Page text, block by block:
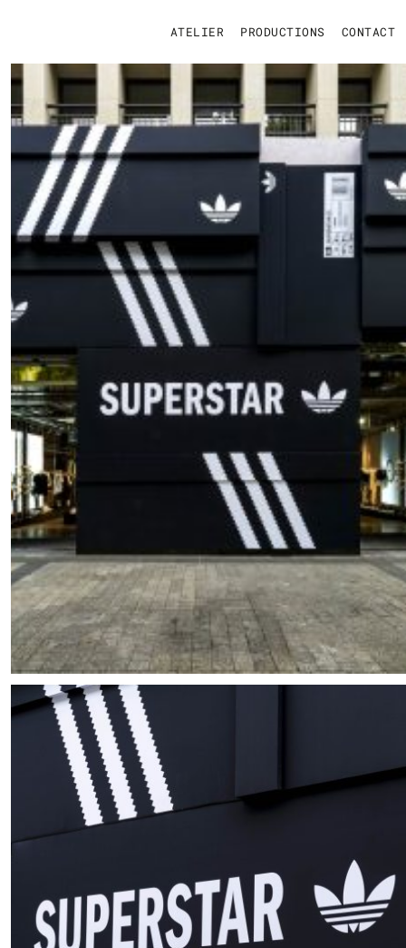
ATELIER PRODUCTIONS CONTACT